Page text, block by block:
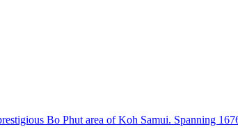
Bo Phut area of Koh Samui. Spanning